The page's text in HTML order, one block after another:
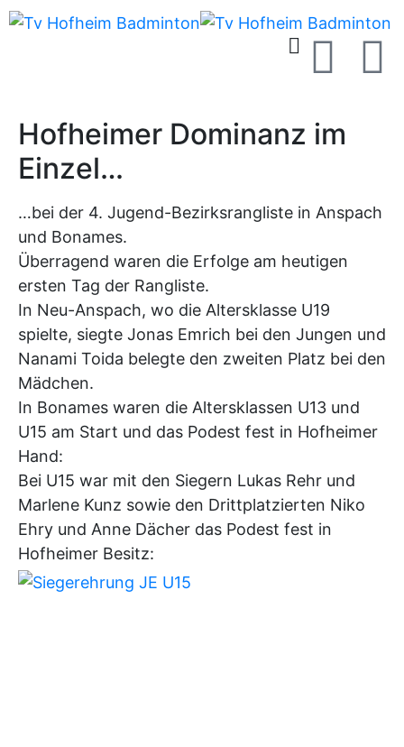
Hofheimer Dominanz im
Einzel…
…bei der 4. Jugend-Bezirksrangliste in Anspach
und Bonames.
Überragend waren die Erfolge am heutigen
ersten Tag der Rangliste.
In Neu-Anspach, wo die Altersklasse U19
spielte, siegte Jonas Emrich bei den Jungen und
Nanami Toida belegte den zweiten Platz bei den
Mädchen.
In Bonames waren die Altersklassen U13 und
U15 am Start und das Podest fest in Hofheimer
Hand:
Bei U15 war mit den Siegern Lukas Rehr und
Marlene Kunz sowie den Drittplatzierten Niko
Ehry und Anne Dächer das Podest fest in
Hofheimer Besitz: